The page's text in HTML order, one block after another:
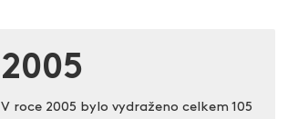
2005
V roce 2005 bylo vydraženo celkem 105